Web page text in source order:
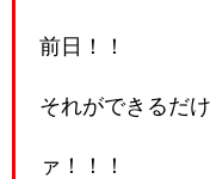
前日！！
それができるだ
ァ！！！